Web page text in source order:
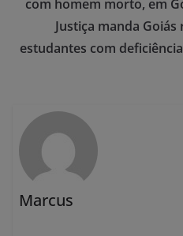
com homem morto, em
Justiça manda
estudantes com
Marcus